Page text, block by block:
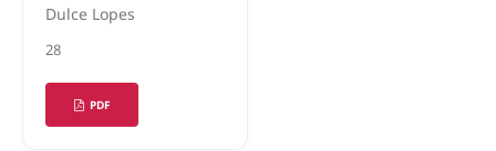
Dulce Lopes
28
PDF